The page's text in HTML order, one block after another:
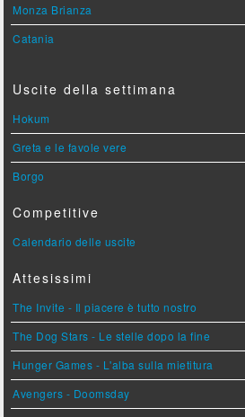
Monza Brianza
Catania
Uscite della settimana
Hokum
Greta e le favole vere
Borgo
Competitive
Calendario delle uscite
Attesissimi
The Invite - Il piacere è tutto nostro
The Dog Stars - Le stelle dopo la fine
Hunger Games - L'alba sulla mietitura
Avengers - Doomsday